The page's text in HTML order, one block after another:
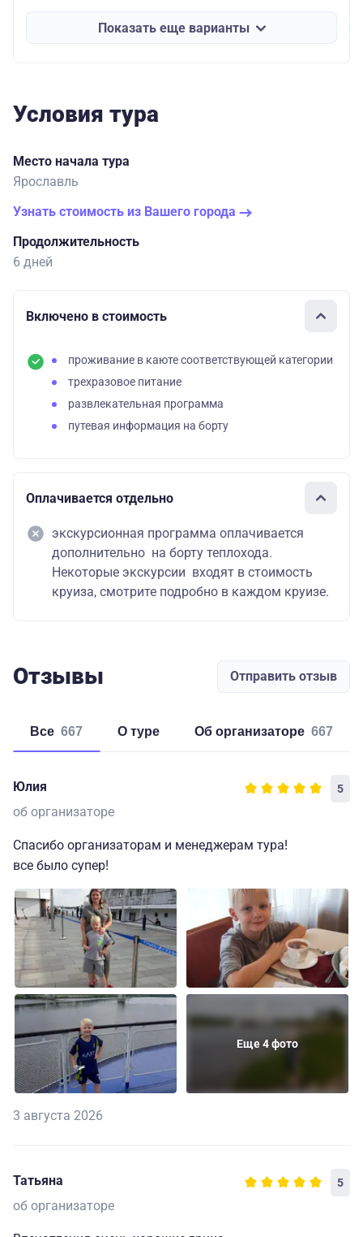
Показать еще варианты
Условия тура
Место начала тура
Ярославль
Узнать стоимость из Вашего города
Продолжительность
6 дней
Включено в стоимость
проживание в каюте соответствующей категории
трехразовое питание
развлекательная программа
путевая информация на борту
Оплачивается отдельно
экскурсионная программа оплачивается
дополнительно на борту теплохода.
Некоторые экскурсии входят в стоимость
круиза, смотрите подробно в каждом круизе.
Отзывы Отправить отзыв
Все 667 о туре об организаторе 667
Юлия 5
об организаторе
Спасибо организаторам и менеджерам тура!
все было супер!
Еще 4 фото
3 августа 2026
Татьяна 5
об организаторе